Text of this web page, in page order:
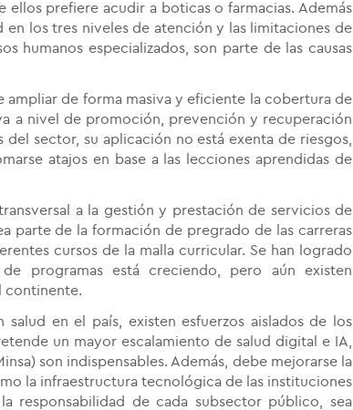
prefiere acudir a boticas o farmacias. Además
los tres niveles de atención y las limitaciones de
humanos especializados, son parte de las causas
ampliar de forma masiva y eficiente la cobertura de
a nivel de promoción, prevención y recuperación
sector, su aplicación no está exenta de riesgos,
atajos en base a las lecciones aprendidas de
a la gestión y prestación de servicios de
parte de la formación de pregrado de las carreras
cursos de la malla curricular. Se han logrado
programas está creciendo, pero aún existen
continente.
en el país, existen esfuerzos aislados de los
un mayor escalamiento de salud digital e IA,
son indispensables. Además, debe mejorarse la
la infraestructura tecnológica de las instituciones
responsabilidad de cada subsector público, sea